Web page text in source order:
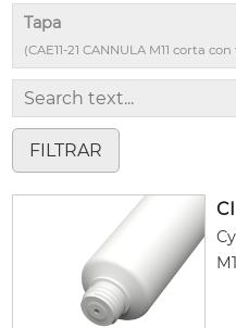
Tapa
(CAE11-21 CANNULA M11 corta